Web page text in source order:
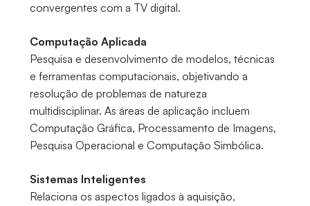
convergentes com a TV digital.
Computação Aplicada
Pesquisa e desenvolvimento de modelos, técnicas
e ferramentas computacionais, objetivando a
resolução de problemas de natureza
multidisciplinar. As áreas de aplicação incluem
Computação Gráfica, Processamento de Imagens,
Pesquisa Operacional e Computação Simbólica.
Sistemas Inteligentes
Relaciona os aspectos ligados à aquisição,